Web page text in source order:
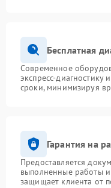
Бесплатная
Современное
экспресс-диагностику
сроки, минимизируя
Гарантия на
Предоставляется
выполненные работы и
защищает клиента от